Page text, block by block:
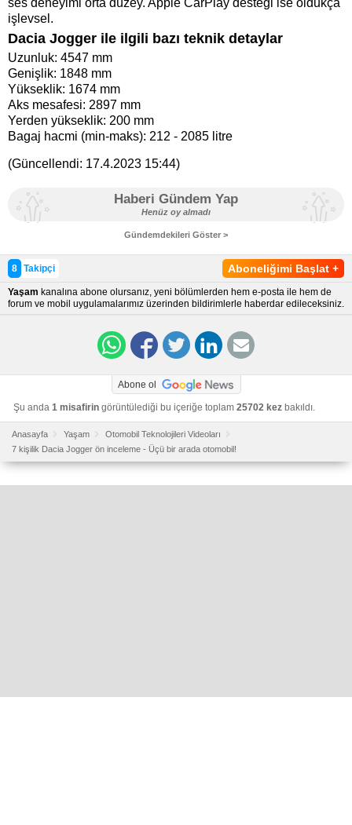
ses deneyimi orta düzey. Apple CarPlay desteği ise oldukça
işlevsel.
Dacia Jogger ile ilgili bazı teknik detaylar
Uzunluk: 4547 mm
Genişlik: 1848 mm
Yükseklik: 1674 mm
Aks mesafesi: 2897 mm
Yerden yükseklik: 200 mm
Bagaj hacmi (min-maks): 212 - 2085 litre
(Güncellendi: 17.4.2023 15:44)
Haberi Gündem Yap
Henüz oy almadı
Gündemdekileri Göster >
Aboneliğimi Başlat +
8 Takipçi
Yaşam kanalına abone olursanız, yeni bölümlerden hem e-posta ile hem de
forum ve mobil uygulamalarımız üzerinden bildirimlerle haberdar edileceksiniz.
Abone ol
Şu anda 1 misafirin görüntülediği bu içeriğe toplam 25702 kez bakıldı.
Anasayfa Yaşam
Otomobil Teknolojileri Videoları
7 kişilik Dacia Jogger ön inceleme - Üçü bir arada otomobil!